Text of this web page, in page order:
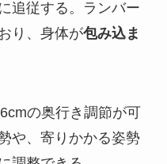
追従する。ランバー
り、身体が包み込ま
の奥行き調節が可
や、寄りかかる姿勢